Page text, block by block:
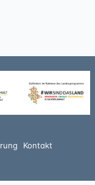
Kontakt